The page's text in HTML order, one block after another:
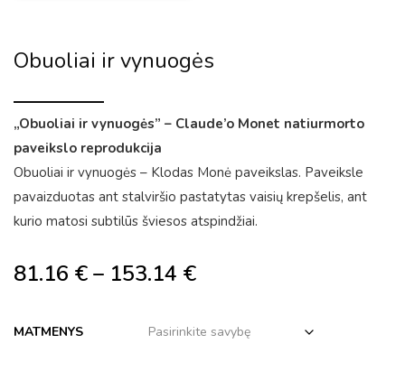
Obuoliai ir vynuogės
„Obuoliai ir vynuogės” – Claude’o Monet natiurmorto
paveikslo reprodukcija
Obuoliai ir vynuogės – Klodas Monė paveikslas. Paveiksle
pavaizduotas ant stalviršio pastatytas vaisių krepšelis, ant
kurio matosi subtilūs šviesos atspindžiai.
81.16 €– 153.14 €
MATMENYS